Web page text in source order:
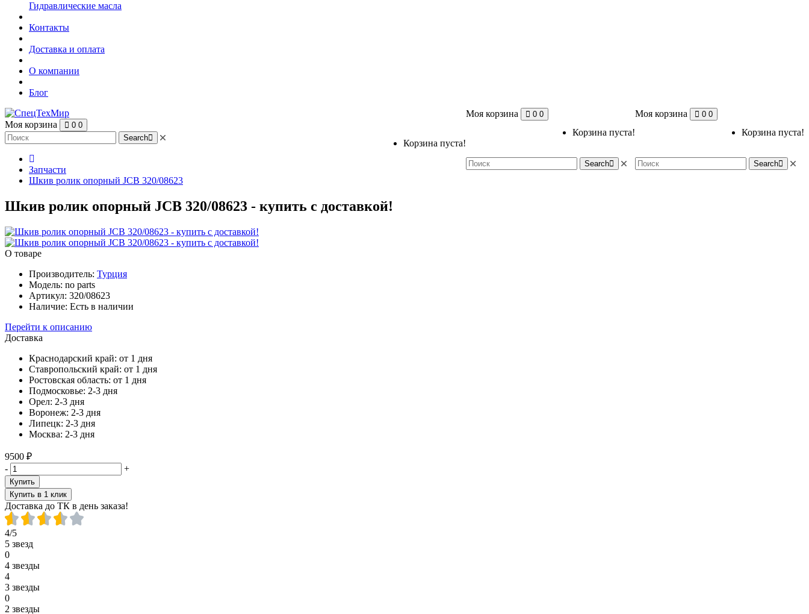
Гидравлические масла
Контакты
Доставка и оплата
О компании
Блог
Моя корзина 0 0
Корзина пуста!
Search
Моя корзина 0 0
Корзина пуста!
Search
Моя корзина 0 0
Корзина пуста!
Search
Запчасти
Шкив ролик опорный JCB 320/08623
Шкив ролик опорный JCB 320/08623 - купить с доставкой!
О товаре
Производитель: Турция
Модель: no parts
Артикул: 320/08623
Наличие: Есть в наличии
Перейти к описанию
Доставка
Краснодарский край: от 1 дня
Ставропольский край: от 1 дня
Ростовская область: от 1 дня
Подмосковье: 2-3 дня
Орел: 2-3 дня
Воронеж: 2-3 дня
Липецк: 2-3 дня
Москва: 2-3 дня
9500 ₽
-
+
Купить
Купить в 1 клик
Доставка до ТК в день заказа!
4/5
5 звезд
0
4 звезды
4
3 звезды
0
2 звезды